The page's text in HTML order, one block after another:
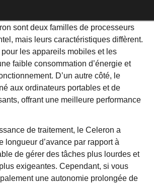
sont deux familles de processeurs
mais leurs caractéristiques diffèrent.
pour les appareils mobiles et les
faible consommation d’énergie et
D’un autre côté, le
aux ordinateurs portables et de
offrant une meilleure performance
de traitement, le Celeron a
longueur d’avance par rapport à
de gérer des tâches plus lourdes et
exigeantes. Cependant, si vous
une autonomie prolongée de